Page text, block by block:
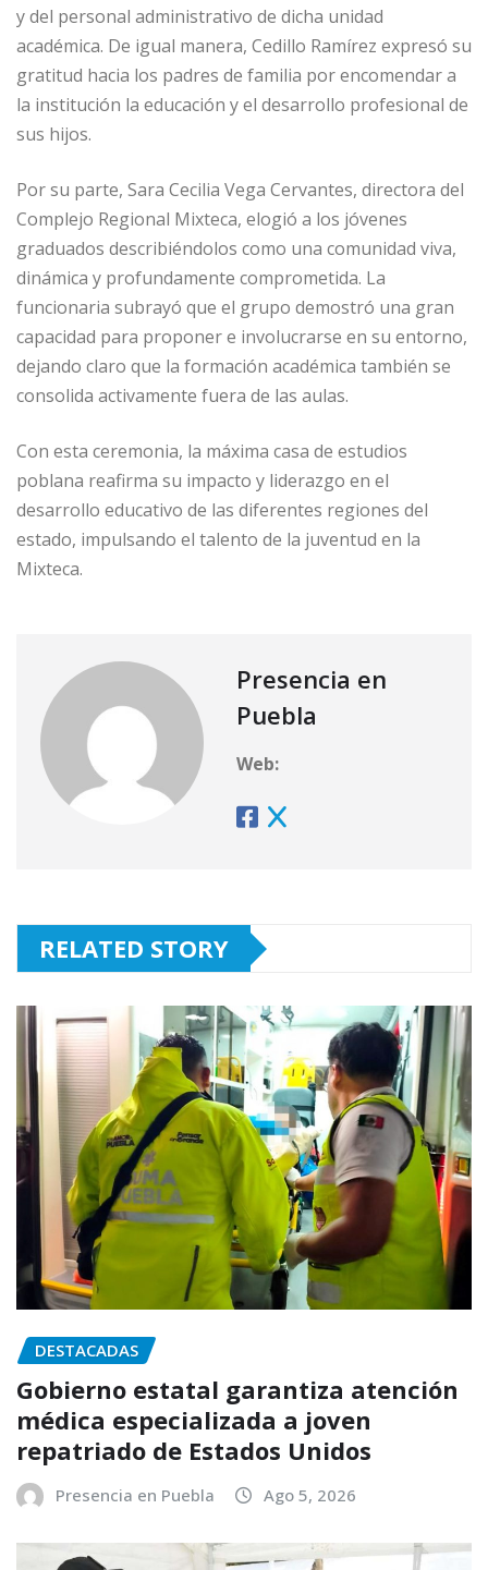
y del personal administrativo de dicha unidad
académica. De igual manera, Cedillo Ramírez expresó su
gratitud hacia los padres de familia por encomendar a
la institución la educación y el desarrollo profesional de
sus hijos.
Por su parte, Sara Cecilia Vega Cervantes, directora del
Complejo Regional Mixteca, elogió a los jóvenes
graduados describiéndolos como una comunidad viva,
dinámica y profundamente comprometida. La
funcionaria subrayó que el grupo demostró una gran
capacidad para proponer e involucrarse en su entorno,
dejando claro que la formación académica también se
consolida activamente fuera de las aulas.
Con esta ceremonia, la máxima casa de estudios
poblana reafirma su impacto y liderazgo en el
desarrollo educativo de las diferentes regiones del
estado, impulsando el talento de la juventud en la
Mixteca.
Presencia en
Puebla
Web:
RELATED STORY
DESTACADAS
Gobierno estatal garantiza atención
médica especializada a joven
repatriado de Estados Unidos
Presencia en Puebla Ago 5, 2026